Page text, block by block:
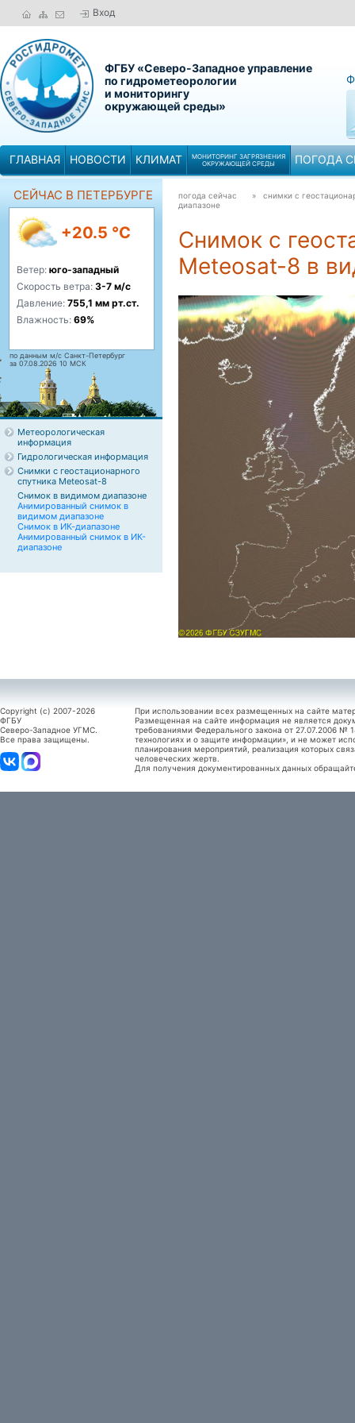
Вход
ФГБУ «Северо-Западное управление
по гидрометеорологии
и мониторингу
окружающей среды»
ГЛАВНАЯ НОВОСТИ КЛИМАТ
МОНИТОРИНГ ЗАГРЯЗНЕНИЯ
ОКРУЖАЮЩЕЙ СРЕДЫ
ПОГОДА
СЕЙЧАС В ПЕТЕРБУРГЕ
+20.5 °C
Ветер: юго-западный
Скорость ветра: 3-7 м/с
Давление: 755,1 мм рт.ст.
Влажность: 69%
по данным м/с Санкт-Петербург
за 07.08.2026 10 МСК
Метеорологическая
информация
Гидрологическая информация
Снимки с геостационарного
спутника Meteosat-8
Снимок в видимом диапазоне
Анимированный снимок в
видимом диапазоне
Снимок в ИК-диапазоне
Анимированный снимок в ИК-
диапазоне
погода сейчас
» снимки с
диапазоне
Снимок с
Meteosat-8 в
Copyright (c) 2007-2026
ФГБУ
Северо-Западное УГМС.
Все права защищены.
При использовании всех размещенных на сайте
Размещенная на сайте информация не является
требованиями Федерального закона от 27.07.2006
технологиях и о защите информации», и не может
планирования мероприятий, реализация которых
человеческих жертв.
Для получения документированных данных